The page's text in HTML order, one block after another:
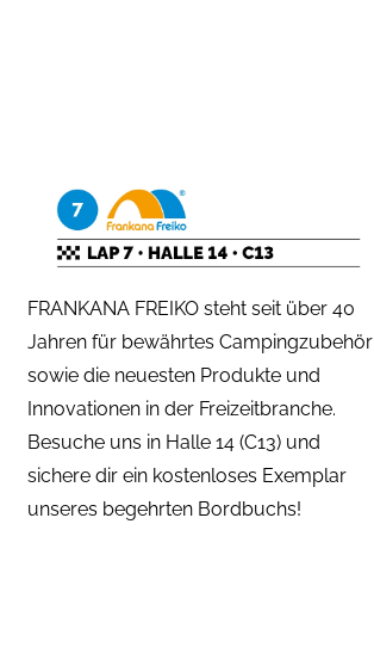
FRANKANA FREIKO steht seit über 40
Jahren für bewährtes Campingzubehör
sowie die neuesten Produkte und
Innovationen in der Freizeitbranche.
Besuche uns in Halle 14 (C13) und
sichere dir ein kostenloses Exemplar
unseres begehrten Bordbuchs!